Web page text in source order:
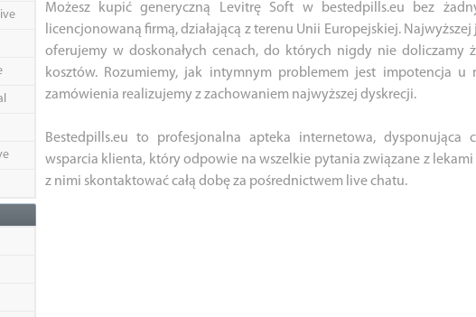
Możesz kupić generyczną Levitrę Soft w bestedpills.eu bez
licencjonowaną firmą, działającą z terenu Unii Europejskiej.
oferujemy w doskonałych cenach, do których nigdy nie doliczamy
kosztów. Rozumiemy, jak intymnym problemem jest impotencja u
zamówienia realizujemy z zachowaniem najwyższej dyskrecji.
Bestedpills.eu to profesjonalna apteka internetowa, dysponująca
wsparcia klienta, który odpowie na wszelkie pytania związane z
z nimi skontaktować całą dobę za pośrednictwem live chatu.